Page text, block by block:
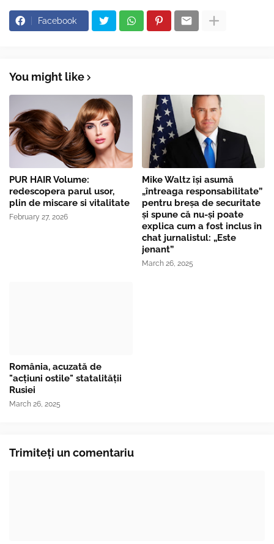
Facebook
You might like
PUR HAIR Volume:
redescopera parul usor,
plin de miscare si vitalitate
February 27, 2026
Mike Waltz îşi asumă
„întreaga responsabilitate”
pentru breşa de securitate
și spune că nu-și poate
explica cum a fost inclus în
chat jurnalistul: „Este
jenant”
March 26, 2025
România, acuzată de
"acțiuni ostile" statalității
Rusiei
March 26, 2025
Trimiteți un comentariu